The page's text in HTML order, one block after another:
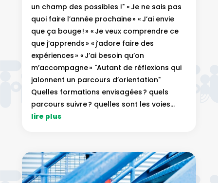
un champ des possibles !" « Je ne sais pas
quoi faire l’année prochaine » « J’ai envie
que ça bouge ! » « Je veux comprendre ce
que j’apprends » « j’adore faire des
expériences » « J’ai besoin qu’on
m’accompagne » "Autant de réflexions qui
jalonnent un parcours d’orientation"
Quelles formations envisagées ? quels
parcours suivre ? quelles sont les voies...
lire plus